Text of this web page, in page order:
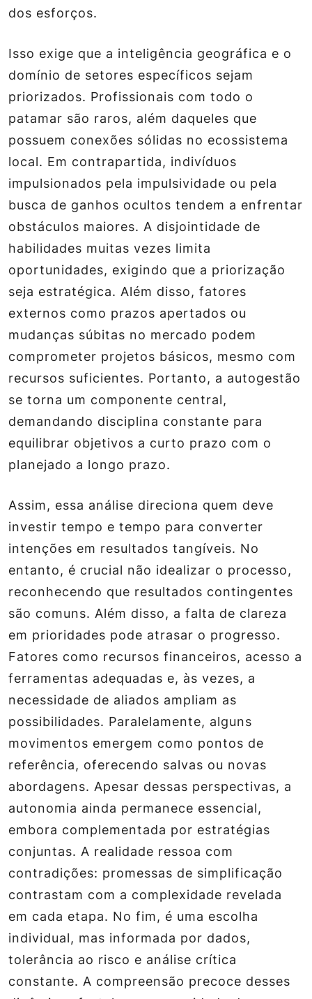
dos esforços.
Isso exige que a inteligência geográfica e o
domínio de setores específicos sejam
priorizados. Profissionais com todo o
patamar são raros, além daqueles que
possuem conexões sólidas no ecossistema
local. Em contrapartida, indivíduos
impulsionados pela impulsividade ou pela
busca de ganhos ocultos tendem a enfrentar
obstáculos maiores. A disjointidade de
habilidades muitas vezes limita
oportunidades, exigindo que a priorização
seja estratégica. Além disso, fatores
externos como prazos apertados ou
mudanças súbitas no mercado podem
comprometer projetos básicos, mesmo com
recursos suficientes. Portanto, a autogestão
se torna um componente central,
demandando disciplina constante para
equilibrar objetivos a curto prazo com o
planejado a longo prazo.
Assim, essa análise direciona quem deve
investir tempo e tempo para converter
intenções em resultados tangíveis. No
entanto, é crucial não idealizar o processo,
reconhecendo que resultados contingentes
são comuns. Além disso, a falta de clareza
em prioridades pode atrasar o progresso.
Fatores como recursos financeiros, acesso a
ferramentas adequadas e, às vezes, a
necessidade de aliados ampliam as
possibilidades. Paralelamente, alguns
movimentos emergem como pontos de
referência, oferecendo salvas ou novas
abordagens. Apesar dessas perspectivas, a
autonomia ainda permanece essencial,
embora complementada por estratégias
conjuntas. A realidade ressoa com
contradições: promessas de simplificação
contrastam com a complexidade revelada
em cada etapa. No fim, é uma escolha
individual, mas informada por dados,
tolerância ao risco e análise crítica
constante. A compreensão precoce desses